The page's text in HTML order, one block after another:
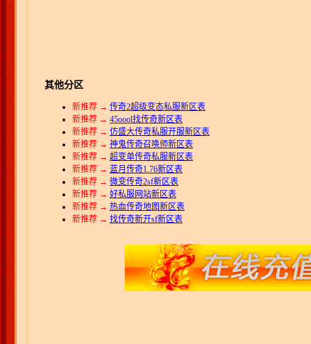
其他分区
新推荐 → 传奇2超级变态私服新区表
新推荐 → 45oool找传奇新区表
新推荐 → 仿盛大传奇私服开服新区表
新推荐 → 神鬼传奇召唤师新区表
新推荐 → 超变单传奇私服新区表
新推荐 → 蓝月传奇1.76新区表
新推荐 → 微变传奇2sf新区表
新推荐 → 好私服网站新区表
新推荐 → 热血传奇地图新区表
新推荐 → 找传奇新开sf新区表